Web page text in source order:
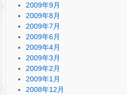
2009年9月
2009年8月
2009年7月
2009年6月
2009年4月
2009年3月
2009年2月
2009年1月
2008年12月